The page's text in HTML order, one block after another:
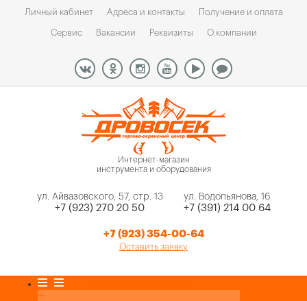
Личный кабинет Адреса и контакты Получение и оплата
Сервис Вакансии Реквизиты О компании
Интернет-магазин
инструмента и оборудования
ул. Айвазовского, 57, стр. 13
+7 (923) 270 20 50
ул. Водопьянова, 16
+7 (391) 214 00 64
+7 (923) 354-00-64
Оставить заявку
+-